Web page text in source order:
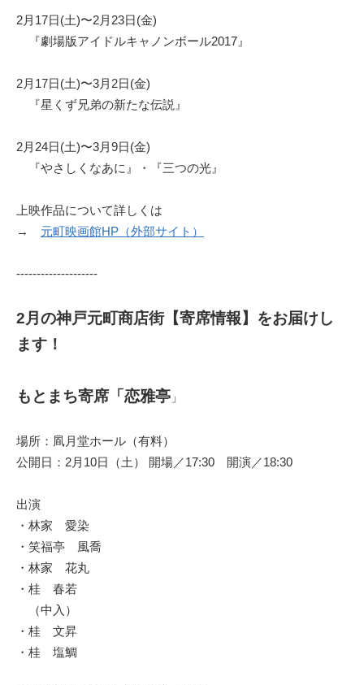
2月17日(土)〜2月23日(金)
『劇場版アイドルキャノンボール2017』
2月17日(土)〜3月2日(金)
『星くず兄弟の新たな伝説』
2月24日(土)〜3月9日(金)
『やさしくなあに』・『三つの光』
上映作品について詳しくは
→ 元町映画館HP（外部サイト）
--------------------
2月の神戸元町商店街【寄席情報】をお届けし
ます！
もとまち寄席「恋雅亭 」
場所：凮月堂ホール（有料）
公開日：2月10日（土） 開場／17:30 開演／18:30
出演
・林家 愛染
・笑福亭 風喬
・林家 花丸
・桂 春若
（中入）
・桂 文昇
・桂 塩鯛